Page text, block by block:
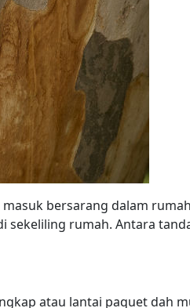
bersarang dalam
sekeliling rumah. Antara
atau lantai paquet dah